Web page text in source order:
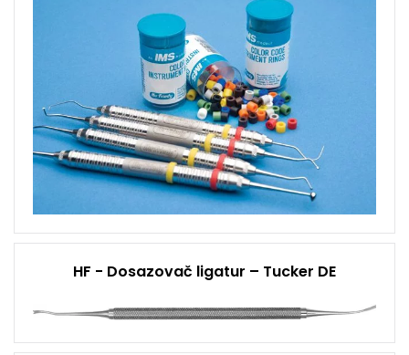
HF - Dosazovač ligatur – Tucker DE